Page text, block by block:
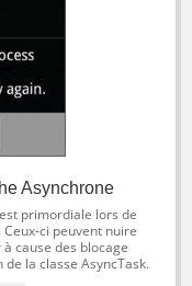
Asynchrone
primordiale lors de
ci peuvent nuire
cause des blocage
la classe AsyncTask.